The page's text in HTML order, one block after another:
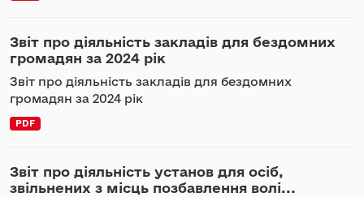
Звіт про діяльність закладів для бездомних
громадян за 2024 рік
Звіт про діяльність закладів для бездомних
громадян за 2024 рік
PDF
Звіт про діяльність установ для осіб,
звільнених з місць позбавлення волі...